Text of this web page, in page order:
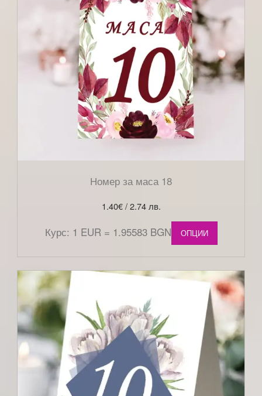
Номер за маса 18
1.40€/ 2.74 лв.
Курс: 1 EUR = 1.95583 BGN ОПЦИИ